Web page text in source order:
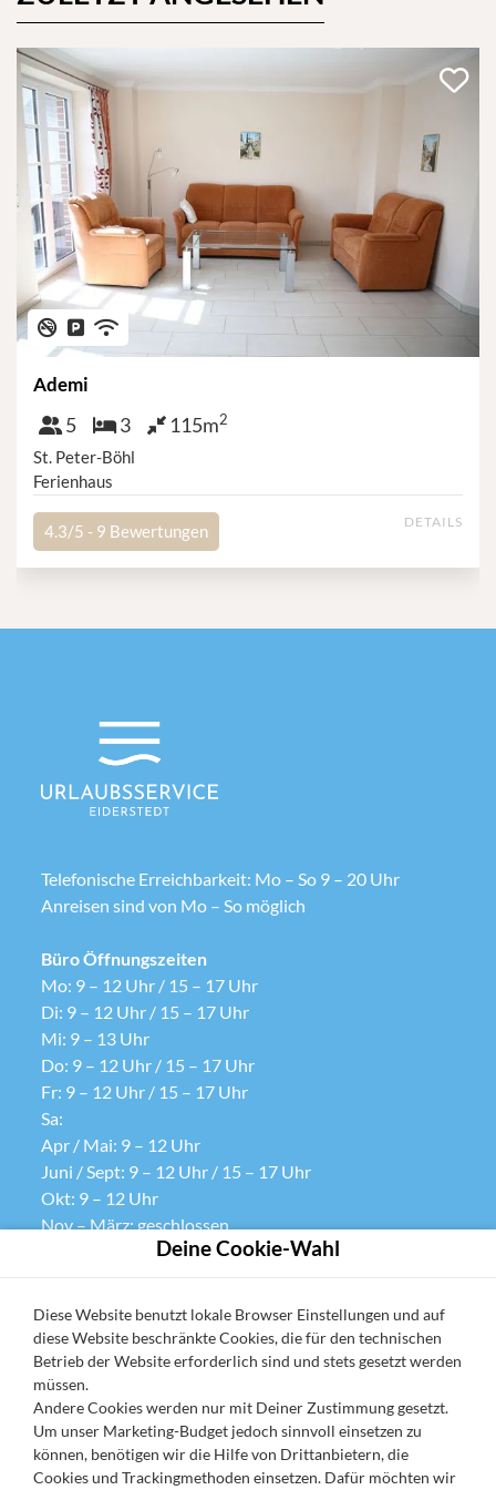
Haustiere erlaubt
Nicht-Raucher
Privatparkplatz
WLAN
Ademi
Personen
5 Schlafzimmer
3 Größe
115m2
St. Peter-Böhl
Ferienhaus
DETAILS
4.3/5 - 9 Bewertungen
Telefonische Erreichbarkeit: Mo – So 9 – 20 Uhr
Anreisen sind von Mo – So möglich
Büro Öffnungszeiten
Mo: 9 – 12 Uhr / 15 – 17 Uhr
Di: 9 – 12 Uhr / 15 – 17 Uhr
Mi: 9 – 13 Uhr
Do: 9 – 12 Uhr / 15 – 17 Uhr
Fr: 9 – 12 Uhr / 15 – 17 Uhr
Sa:
Apr / Mai: 9 – 12 Uhr
Juni / Sept: 9 – 12 Uhr / 15 – 17 Uhr
Okt: 9 – 12 Uhr
Nov – März: geschlossen
So: geschlossen
Datenschutz
Cookie-Einstellungen
AGB
Impressum
URV widerrufen
Deine Cookie-Wahl
Diese Website benutzt lokale Browser Einstellungen und auf
diese Website beschränkte Cookies, die für den technischen
Betrieb der Website erforderlich sind und stets gesetzt werden
müssen.
Andere Cookies werden nur mit Deiner Zustimmung gesetzt.
Um unser Marketing-Budget jedoch sinnvoll einsetzen zu
können, benötigen wir die Hilfe von Drittanbietern, die
Cookies und Trackingmethoden einsetzen. Dafür möchten wir